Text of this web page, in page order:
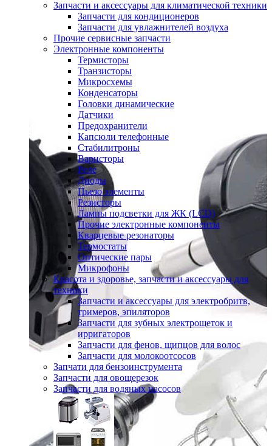
Запчасти и аксессуары для климатической техники
Запчасти для кондиционеров
Запчасти для увлажнителей воздуха
Прочие сервисные запчасти
Электронные компоненты
Термисторы
Транзисторы
Микросхемы
Конденсаторы
Головки динамические
Датчики
Предохранители
Капсюли телефонные
Стабилитроны
Варисторы
Реле
Диоды
Пьезо элементы
Резисторы
Лампы подсветки для ЖК (LCD)
Прочие электронные компоненты
Кварцевые резонаторы
Термостаты
Оптические пары
Микрофоны
Красота и здоровье, запчасти и аксессуары для
техники
Запчасти и аксессуары для электробритв,
тримеров, эпиляторов
Запчасти для зубных электрощеток и
ирригаторов
Запчасти для фенов, щипцов для волос
Запчасти для молокоотсосов
Запчати для бензоинструмента
Запчасти для овощерезок
Запчасти для водяных насосов